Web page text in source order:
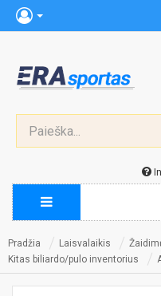
Pradžia Laisvalaikis
Kitas biliardo/pulo inventorius